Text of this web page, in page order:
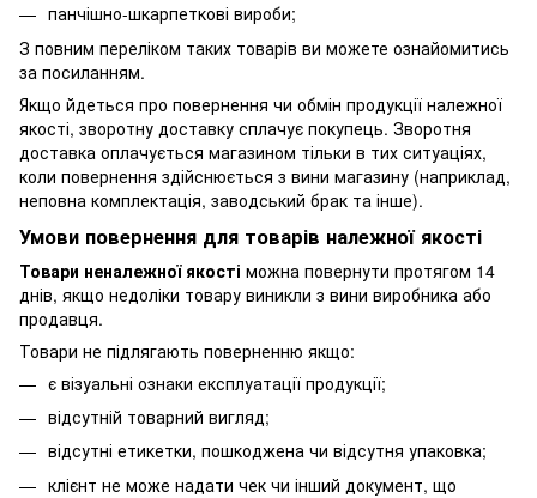
панчішно-шкарпеткові вироби;
З повним переліком таких товарів ви можете ознайомитись
за посиланням.
Якщо йдеться про повернення чи обмін продукції належної
якості, зворотну доставку сплачує покупець. Зворотня
доставка оплачується магазином тільки в тих ситуаціях,
коли повернення здійснюється з вини магазину (наприклад,
неповна комплектація, заводський брак та інше).
Умови повернення для товарів належної якості
Товари неналежної якості можна повернути протягом 14
днів, якщо недоліки товару виникли з вини виробника або
продавця.
Товари не підлягають поверненню якщо:
є візуальні ознаки експлуатації продукції;
відсутній товарний вигляд;
відсутні етикетки, пошкоджена чи відсутня упаковка;
клієнт не може надати чек чи інший документ, що